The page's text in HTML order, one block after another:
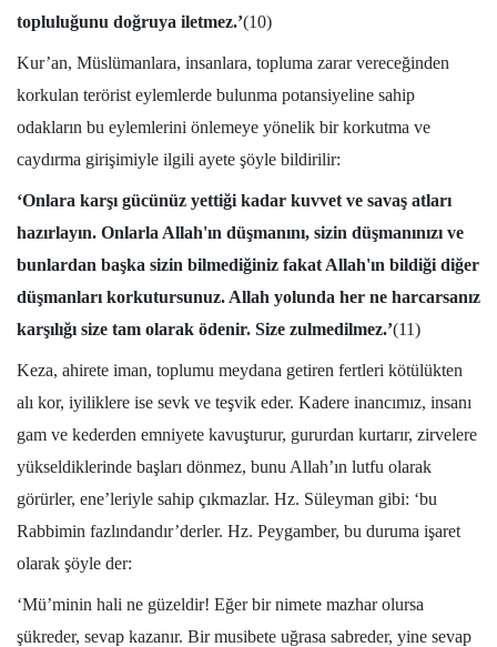
topluluğunu doğruya iletmez.’(10)
Kur’an, Müslümanlara, insanlara, topluma zarar vereceğinden
korkulan terörist eylemlerde bulunma potansiyeline sahip
odakların bu eylemlerini önlemeye yönelik bir korkutma ve
caydırma girişimiyle ilgili ayete şöyle bildirilir:
‘Onlara karşı gücünüz yettiği kadar kuvvet ve savaş atları
hazırlayın. Onlarla Allah'ın düşmanını, sizin düşmanınızı ve
bunlardan başka sizin bilmediğiniz fakat Allah'ın bildiği diğer
düşmanları korkutursunuz. Allah yolunda her ne harcarsanız
karşılığı size tam olarak ödenir. Size zulmedilmez.’(11)
Keza, ahirete iman, toplumu meydana getiren fertleri kötülükten
alı kor, iyiliklere ise sevk ve teşvik eder. Kadere inancımız, insanı
gam ve kederden emniyete kavuşturur, gururdan kurtarır, zirvelere
yükseldiklerinde başları dönmez, bunu Allah’ın lutfu olarak
görürler, ene’leriyle sahip çıkmazlar. Hz. Süleyman gibi: ‘bu
Rabbimin fazlındandır’derler. Hz. Peygamber, bu duruma işaret
olarak şöyle der:
‘Mü’minin hali ne güzeldir! Eğer bir nimete mazhar olursa
şükreder, sevap kazanır. Bir musibete uğrasa sabreder, yine sevap